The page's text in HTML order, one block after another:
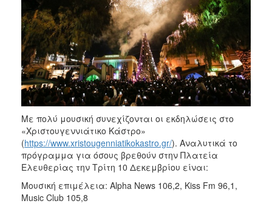
2011
2010
2006
ΔΗΜΟΤΗΣ
ΕΠΙΣΚΕΠΤΗΣ
ΗΡΑΚΛΕΙΟ
Με πολύ μουσική συνεχίζονται οι εκδηλώσεις στο
«Χριστουγεννιάτικο Κάστρο»
(https://www.xristougenniatikokastro.gr/). Αναλυτικά το
πρόγραμμα για όσους βρεθούν στην Πλατεία
Ελευθερίας την Τρίτη 10 Δεκεμβρίου είναι:
Μουσική επιμέλεια: Alpha Νews 106,2, Κiss Fm 96,1,
Music Club 105,8